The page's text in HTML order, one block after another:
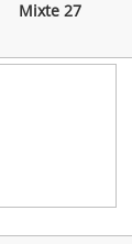
Mixte 27